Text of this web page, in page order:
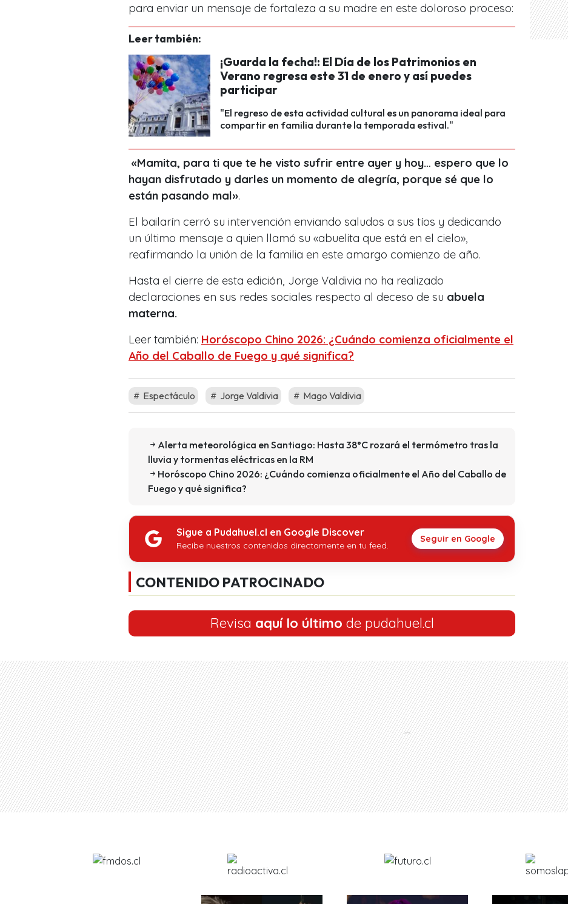
para enviar un mensaje de fortaleza a su madre en este doloroso proceso:
Leer también:
¡Guarda la fecha!: El Día de los Patrimonios en
Verano regresa este 31 de enero y así puedes
participar
"El regreso de esta actividad cultural es un panorama ideal para
compartir en familia durante la temporada estival."
«Mamita, para ti que te he visto sufrir entre ayer y hoy… espero que lo
hayan disfrutado y darles un momento de alegría, porque sé que lo
están pasando mal».
El bailarín cerró su intervención enviando saludos a sus tíos y dedicando
un último mensaje a quien llamó su «abuelita que está en el cielo»,
reafirmando la unión de la familia en este amargo comienzo de año.
Hasta el cierre de esta edición, Jorge Valdivia no ha realizado
declaraciones en sus redes sociales respecto al deceso de su abuela
materna.
Leer también: Horóscopo Chino 2026: ¿Cuándo comienza oficialmente el
Año del Caballo de Fuego y qué significa?
Espectáculo Jorge Valdivia Mago Valdivia
Alerta meteorológica en Santiago: Hasta 38°C rozará el termómetro tras la
lluvia y tormentas eléctricas en la RM
Horóscopo Chino 2026: ¿Cuándo comienza oficialmente el Año del Caballo de
Fuego y qué significa?
Sigue a Pudahuel.cl en Google Discover
Recibe nuestros contenidos directamente en tu feed.
Seguir en Google
CONTENIDO PATROCINADO
Revisa aquí lo último de pudahuel.cl